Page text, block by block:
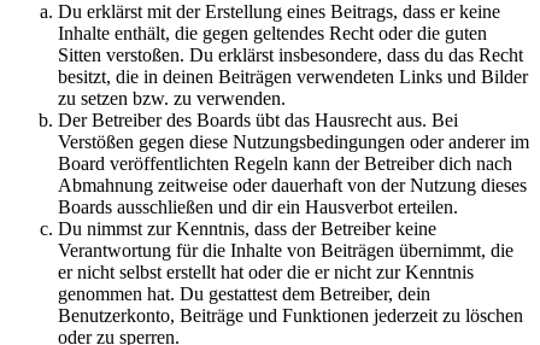
Du erklärst mit der Erstellung eines Beitrags, dass er keine
Inhalte enthält, die gegen geltendes Recht oder die guten
Sitten verstoßen. Du erklärst insbesondere, dass du das Recht
besitzt, die in deinen Beiträgen verwendeten Links und Bilder
zu setzen bzw. zu verwenden.
Der Betreiber des Boards übt das Hausrecht aus. Bei
Verstößen gegen diese Nutzungsbedingungen oder anderer im
Board veröffentlichten Regeln kann der Betreiber dich nach
Abmahnung zeitweise oder dauerhaft von der Nutzung dieses
Boards ausschließen und dir ein Hausverbot erteilen.
Du nimmst zur Kenntnis, dass der Betreiber keine
Verantwortung für die Inhalte von Beiträgen übernimmt, die
er nicht selbst erstellt hat oder die er nicht zur Kenntnis
genommen hat. Du gestattest dem Betreiber, dein
Benutzerkonto, Beiträge und Funktionen jederzeit zu löschen
oder zu sperren.